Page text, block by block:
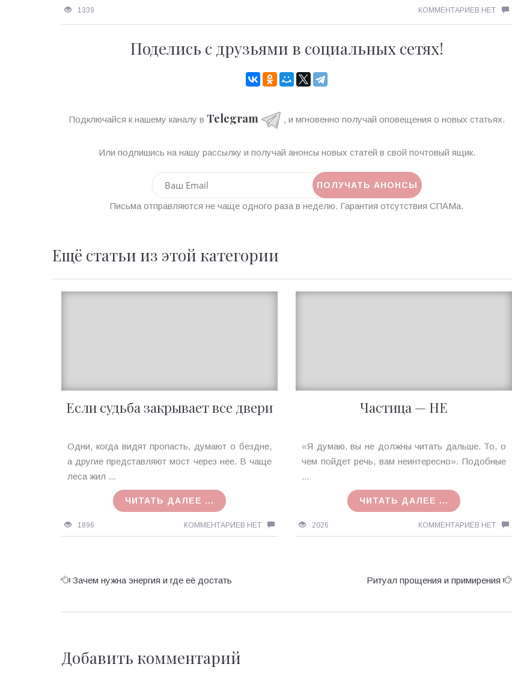
1339 КОММЕНТАРИЕВ НЕТ
Поделись с друзьями в социальных сетях!
Подключайся к нашему каналу в Telegram , и мгновенно получай оповещения о новых статьях.
Или подпишись на нашу рассылку и получай анонсы новых статей в свой почтовый ящик.
Письма отправляются не чаще одного раза в неделю. Гарантия отсутствия СПАМа.
Ещё статьи из этой категории
Если судьба закрывает все двери
Ирина
MagicTantra
01.02.2018
Одни, когда видят пропасть, думают о бездне,
а другие представляют мост через нее. В чаще
леса жил ...
ЧИТАТЬ ДАЛЕЕ ...
1896 КОММЕНТАРИЕВ НЕТ
Частица — НЕ
Ирина
MagicTantra
«Я думаю, вы не должны читать дальше. То, о
чем пойдет речь, вам неинтересно». Подобные
...
ЧИТАТЬ ДАЛЕЕ ...
2026 КОММЕНТАРИЕВ НЕТ
Зачем нужна энергия и где её достать Ритуал прощения и примирения
Добавить комментарий